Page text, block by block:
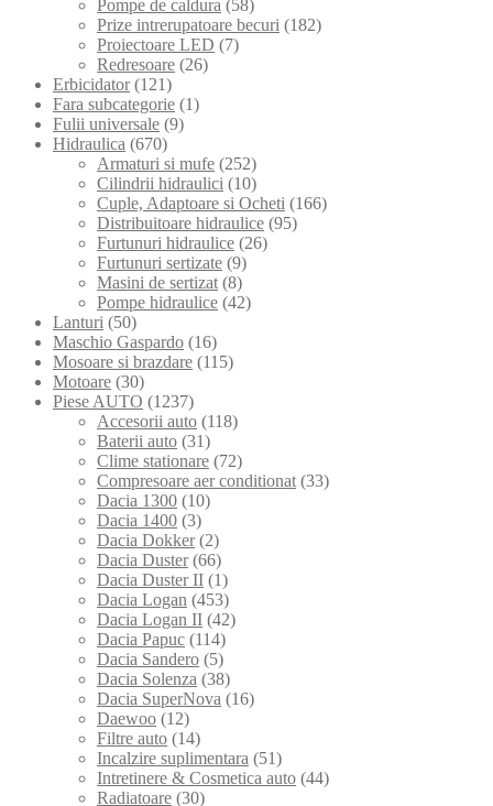
Pompe de caldura (58)
Prize intrerupatoare becuri (182)
Proiectoare LED (7)
Redresoare (26)
Erbicidator (121)
Fara subcategorie (1)
Fulii universale (9)
Hidraulica (670)
Armaturi si mufe (252)
Cilindrii hidraulici (10)
Cuple, Adaptoare si Ocheti (166)
Distribuitoare hidraulice (95)
Furtunuri hidraulice (26)
Furtunuri sertizate (9)
Masini de sertizat (8)
Pompe hidraulice (42)
Lanturi (50)
Maschio Gaspardo (16)
Mosoare si brazdare (115)
Motoare (30)
Piese AUTO (1237)
Accesorii auto (118)
Baterii auto (31)
Clime stationare (72)
Compresoare aer conditionat (33)
Dacia 1300 (10)
Dacia 1400 (3)
Dacia Dokker (2)
Dacia Duster (66)
Dacia Duster II (1)
Dacia Logan (453)
Dacia Logan II (42)
Dacia Papuc (114)
Dacia Sandero (5)
Dacia Solenza (38)
Dacia SuperNova (16)
Daewoo (12)
Filtre auto (14)
Incalzire suplimentara (51)
Intretinere & Cosmetica auto (44)
Radiatoare (30)